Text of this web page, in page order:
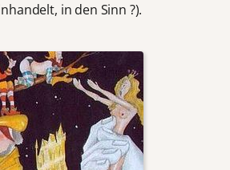
in den Sinn ?).